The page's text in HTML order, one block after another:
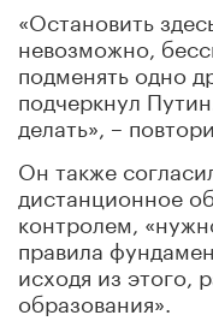
«Остановить
невозможно,
подменять одно
подчеркнул
делать», –
Он также
дистанционное
контролем,
правила
исходя из этого,
образования».